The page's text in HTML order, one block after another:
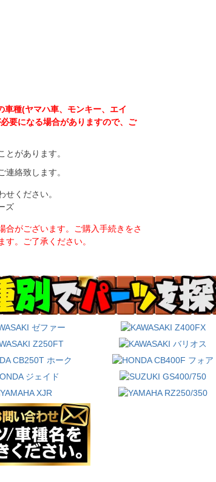
種(ヤマハ車、モンキー、エイ
要になる場合がありますので、ご
があります。
絡致します。
ください。
ズ
がございます。ご購入手続きをさ
。ご了承ください。